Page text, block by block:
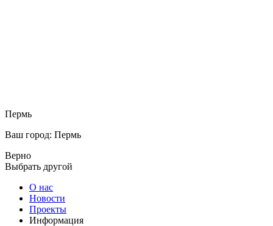
Пермь
Ваш город: Пермь
Верно
Выбрать другой
О нас
Новости
Проекты
Информация